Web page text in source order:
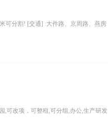
可分割! [交通] :大件路、京周路、燕房
,可改项，可整租,可分组,办公,生产研发